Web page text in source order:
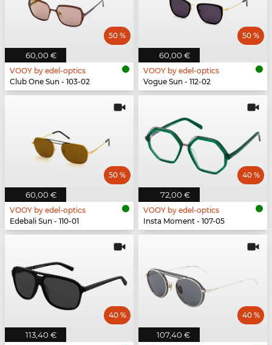
60,00 €
50 %
VOOY by edel-optics
Club One Sun - 103-02
60,00 €
50 %
VOOY by edel-optics
Vogue Sun - 112-02
60,00 €
50 %
VOOY by edel-optics
Edebali Sun - 110-01
72,00 €
40 %
VOOY by edel-optics
Insta Moment - 107-05
113,40 €
40 %
107,40 €
40 %